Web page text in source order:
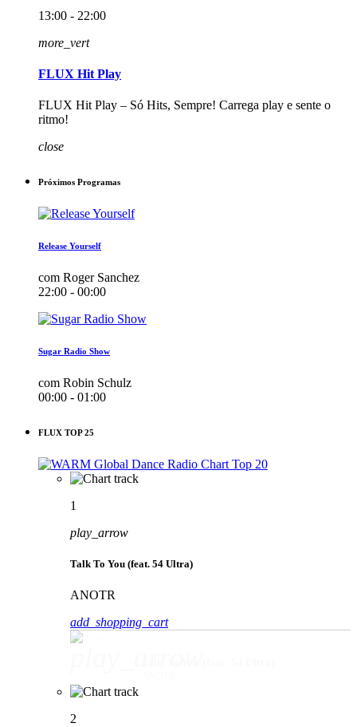
13:00 - 22:00
more_vert
FLUX Hit Play
FLUX Hit Play – Só Hits, Sempre! Carrega play e sente o
ritmo!
close
Próximos Programas
Release Yourself
com Roger Sanchez
22:00 - 00:00
Sugar Radio Show
com Robin Schulz
00:00 - 01:00
FLUX TOP 25
1
play_arrow
Talk To You (feat. 54 Ultra)
ANOTR
add_shopping_cart
2